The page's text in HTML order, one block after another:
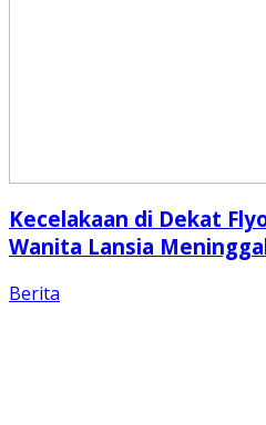
Kecelakaan di Dekat
Wanita Lansia
Berita